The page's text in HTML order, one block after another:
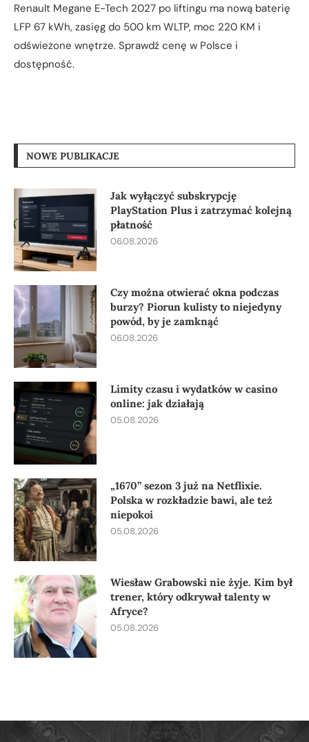
Renault Megane E-Tech 2027 po liftingu ma nową baterię
LFP 67 kWh, zasięg do 500 km WLTP, moc 220 KM i
odświeżone wnętrze. Sprawdź cenę w Polsce i
dostępność.
NOWE PUBLIKACJE
Jak wyłączyć subskrypcję
PlayStation Plus i zatrzymać kolejną
płatność
06.08.2026
Czy można otwierać okna podczas
burzy? Piorun kulisty to niejedyny
powód, by je zamknąć
06.08.2026
Limity czasu i wydatków w casino
online: jak działają
05.08.2026
„1670” sezon 3 już na Netflixie.
Polska w rozkładzie bawi, ale też
niepokoi
05.08.2026
Wiesław Grabowski nie żyje. Kim był
trener, który odkrywał talenty w
Afryce?
05.08.2026